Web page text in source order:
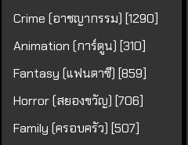
Crime (อาชญากรรม) [1290]
Animation (การ์ตูน) [310]
Fantasy (แฟนตาซี) [859]
Horror (สยองขวัญ) [706]
Family (ครอบครัว) [507]